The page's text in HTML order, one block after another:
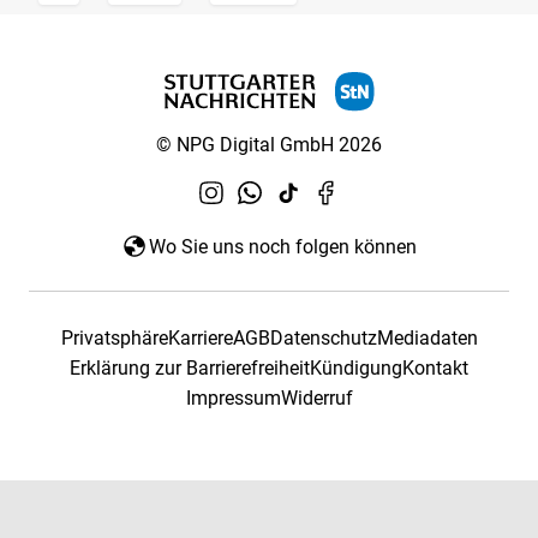
© NPG Digital GmbH 2026
Wo Sie uns noch folgen können
PrivatsphäreKarriereAGBDatenschutzMediadaten
Erklärung zur BarrierefreiheitKündigungKontakt
ImpressumWiderruf